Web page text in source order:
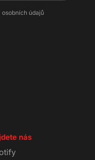
údajů
nás